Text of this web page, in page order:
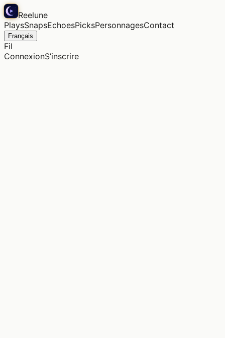
Reelune
PlaysSnapsEchoesPicksPersonnagesContact
Français
Fil
ConnexionS’inscrire